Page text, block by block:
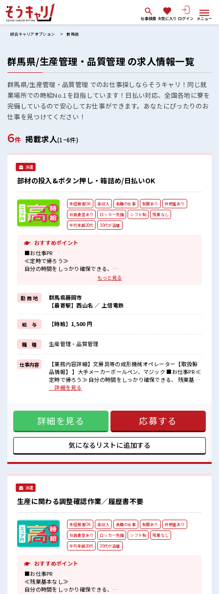
仕事検索 お気に入り ログイン メニュー
綜合キャリアオプション 群馬県
群馬県/生産管理・品質管理 の求人情報一覧
群馬県/生産管理・品質管理 でのお仕事探しならそうキャリ！同じ就
業場所での時給No.1を目指しています！日払い対応、全国各地に寮を
完備しているので安心してお仕事ができます。あなたにぴったりのお
仕事を見つけてください！
6件 掲載求人(1~6件)
派遣
部材の投入&ボタン押し・箱詰め/日払いOK
未経験者OK 高収入 長期の仕事 制服あり
休憩室あり
社員食堂あり
ロッカー完備 シフト制
残業なし
平均年齢20代
30代が活躍
おすすめポイント
■お仕事PR
≪定時で帰ろう≫
自分の時間をしっかり確保できる、
制服があるので、
毎日の服装の悩み解消♪
≪初めての仕事だけど自分にもできそう≫
新しいことにチャレンジするのは不安だけど、
しっかり働く環境が整っています！
イチからスキルUP・ステップUP目指していきましょう！
≪様々なお仕事をご提案≫
一人で悩まず気軽に相談できる、
派遣のお仕事です！
■職場の雰囲気
20代活躍中のフレッシュな職場です☆
休憩室で自分タイム！
私物の置きすぎには注意が必要ですね★
もっと見る
勤 務 地
群馬県藤岡市
【最寄駅】西山名 ／ 上信電鉄
給 与 【時給】1,500 円
職 種 生産管理・品質管理
仕事内容
【業務内容詳細】文房具等の成形機械オペレーター【取扱製
品情報】 】大手メーカーボールペン、マジック ■お仕事PR ≪
定時で帰ろう≫ 自分の時間をしっかり確保できる、 残業基本
ナシのお仕事♪ ≪ラクラク制服アリ≫ 制服があるので、 毎日
く環境が整っています！ イチからスキルUP・ステップUP目
指していきましょう！ ≪様々なお仕事をご提案≫ 一人で悩ま
ず気軽に相談できる、 派遣のお仕事です！ ■職場の雰囲気 20
代活躍中のフレッシュな職場です☆ 休憩室で自分タイム！ の
んびりスマホチェック♪ 職場にはロッカー完備！ 私物の置き
すぎには注意が必要ですね★
…詳細を見る
詳細を見る 応募する
気になるリストに追加する
派遣
生産に関わる調整確認作業／履歴書不要
未経験者OK 高収入 長期の仕事 制服あり
休憩室あり
社員食堂あり
ロッカー完備 シフト制
残業なし
平均年齢20代
30代が活躍
おすすめポイント
■お仕事PR
≪残業基本なし≫
自分の時間をしっかり確保できる、